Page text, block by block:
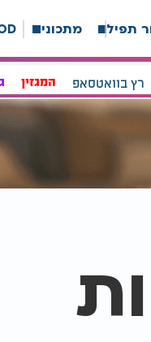
תפילה מתכונים
רץ בוואטסאפ המגזין